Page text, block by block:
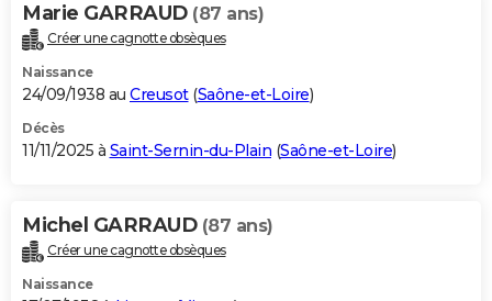
Marie GARRAUD (87 ans)
Créer une cagnotte obsèques
Naissance
24/09/1938 au Creusot(Saône-et-Loire)
Décès
11/11/2025 à Saint-Sernin-du-Plain (Saône-et-Loire)
Michel GARRAUD (87 ans)
Créer une cagnotte obsèques
Naissance